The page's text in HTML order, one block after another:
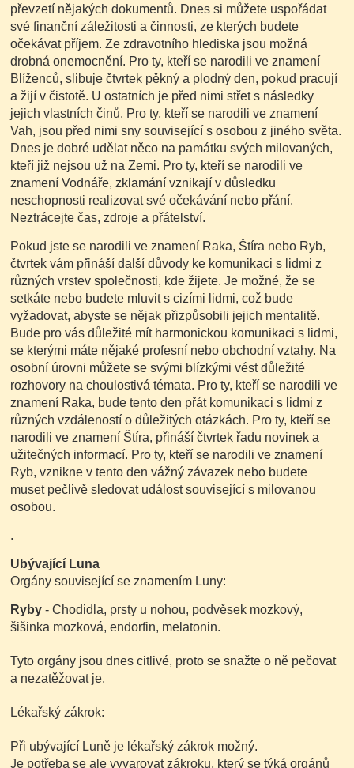
převzetí nějakých dokumentů. Dnes si můžete uspořádat
své finanční záležitosti a činnosti, ze kterých budete
očekávat příjem. Ze zdravotního hlediska jsou možná
drobná onemocnění. Pro ty, kteří se narodili ve znamení
Blíženců, slibuje čtvrtek pěkný a plodný den, pokud pracují
a žijí v čistotě. U ostatních je před nimi střet s následky
jejich vlastních činů. Pro ty, kteří se narodili ve znamení
Vah, jsou před nimi sny související s osobou z jiného světa.
Dnes je dobré udělat něco na památku svých milovaných,
kteří již nejsou už na Zemi. Pro ty, kteří se narodili ve
znamení Vodnáře, zklamání vznikají v důsledku
neschopnosti realizovat své očekávání nebo přání.
Neztrácejte čas, zdroje a přátelství.
Pokud jste se narodili ve znamení Raka, Štíra nebo Ryb,
čtvrtek vám přináší další důvody ke komunikaci s lidmi z
různých vrstev společnosti, kde žijete. Je možné, že se
setkáte nebo budete mluvit s cizími lidmi, což bude
vyžadovat, abyste se nějak přizpůsobili jejich mentalitě.
Bude pro vás důležité mít harmonickou komunikaci s lidmi,
se kterými máte nějaké profesní nebo obchodní vztahy. Na
osobní úrovni můžete se svými blízkými vést důležité
rozhovory na choulostivá témata. Pro ty, kteří se narodili ve
znamení Raka, bude tento den přát komunikaci s lidmi z
různých vzdáleností o důležitých otázkách. Pro ty, kteří se
narodili ve znamení Štíra, přináší čtvrtek řadu novinek a
užitečných informací. Pro ty, kteří se narodili ve znamení
Ryb, vznikne v tento den vážný závazek nebo budete
muset pečlivě sledovat událost související s milovanou
osobou.
.
Ubývající Luna
Orgány související se znamením Luny:
Ryby - Chodidla, prsty u nohou, podvěsek mozkový,
šišinka mozková, endorfin, melatonin.
Tyto orgány jsou dnes citlivé, proto se snažte o ně pečovat
a nezatěžovat je.
Lékařský zákrok:
Při ubývající Luně je lékařský zákrok možný.
Je potřeba se ale vyvarovat zákroku, který se týká orgánů